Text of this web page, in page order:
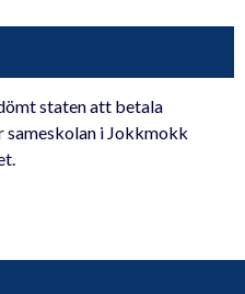
staten att betala
i Jokkmokk